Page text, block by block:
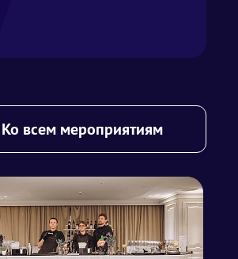
Ко всем мероприятиям